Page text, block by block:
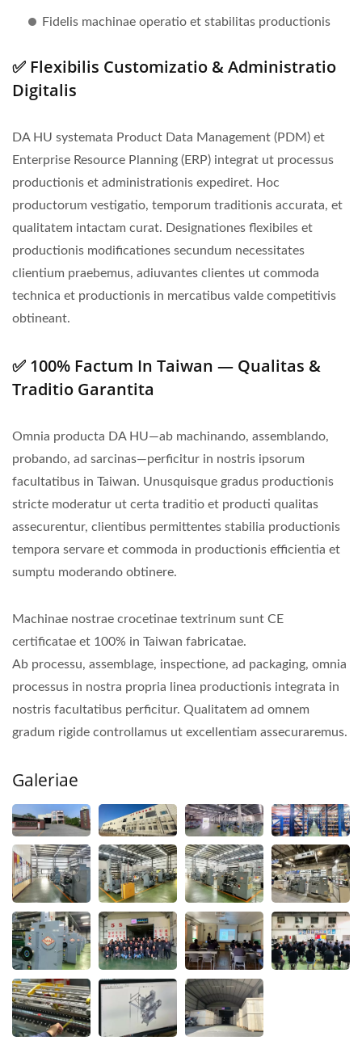
Fidelis machinae operatio et stabilitas productionis
✅ Flexibilis Customizatio & Administratio
Digitalis
DA HU systemata Product Data Management (PDM) et
Enterprise Resource Planning (ERP) integrat ut processus
productionis et administrationis expediret. Hoc
productorum vestigatio, temporum traditionis accurata, et
qualitatem intactam curat. Designationes flexibiles et
productionis modificationes secundum necessitates
clientium praebemus, adiuvantes clientes ut commoda
technica et productionis in mercatibus valde competitivis
obtineant.
✅ 100% Factum In Taiwan — Qualitas &
Traditio Garantita
Omnia producta DA HU—ab machinando, assemblando,
probando, ad sarcinas—perficitur in nostris ipsorum
facultatibus in Taiwan. Unusquisque gradus productionis
stricte moderatur ut certa traditio et producti qualitas
assecurentur, clientibus permittentes stabilia productionis
tempora servare et commoda in productionis efficientia et
sumptu moderando obtinere.
Machinae nostrae crocetinae textrinum sunt CE
certificatae et 100% in Taiwan fabricatae.
Ab processu, assemblage, inspectione, ad packaging, omnia
processus in nostra propria linea productionis integrata in
nostris facultatibus perficitur. Qualitatem ad omnem
gradum rigide controllamus ut excellentiam assecuraremus.
Galeriae